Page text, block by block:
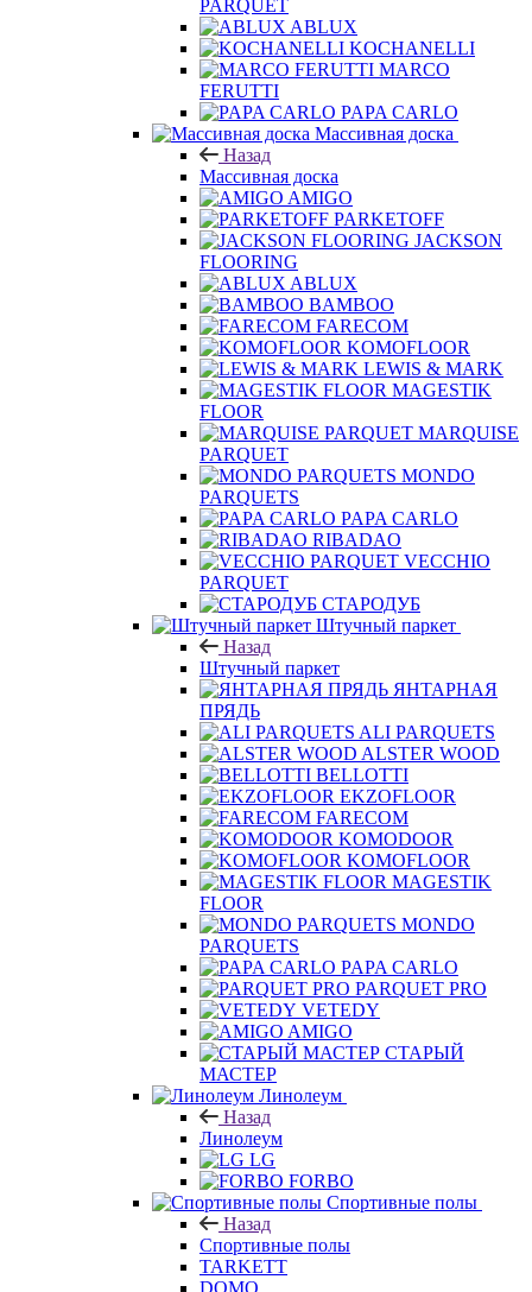
PARQUET
ABLUX
KOCHANELLI
MARCO
FERUTTI
PAPA CARLO
Массивная доска
Назад
Массивная доска
AMIGO
PARKETOFF
JACKSON
FLOORING
ABLUX
BAMBOO
FARECOM
KOMOFLOOR
LEWIS & MARK
MAGESTIK
FLOOR
MARQUISE
PARQUET
MONDO
PARQUETS
PAPA CARLO
RIBADAO
VECCHIO
PARQUET
СТАРОДУБ
Штучный паркет
Назад
Штучный паркет
ЯНТАРНАЯ
ПРЯДЬ
ALI PARQUETS
ALSTER WOOD
BELLOTTI
EKZOFLOOR
FARECOM
KOMODOOR
KOMOFLOOR
MAGESTIK
FLOOR
MONDO
PARQUETS
PAPA CARLO
PARQUET PRO
VETEDY
AMIGO
СТАРЫЙ
МАСТЕР
Линолеум
Назад
Линолеум
LG
FORBO
Спортивные полы
Назад
Спортивные полы
TARKETT
DOMO